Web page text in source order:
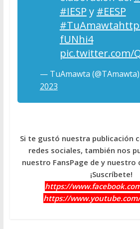
#IESP y #EESP
#TuAmawta
fUNhi4
pic.twitter.com/
— TuAmawta (@TAmawta)
2023
Si te gustó nuestra publicación
redes sociales, también nos
nuestro FansPage de y nuestro
¡Suscríbete!
https://
https://